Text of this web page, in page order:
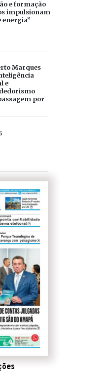
e formação
impulsionam
energia”
Marques
e
por